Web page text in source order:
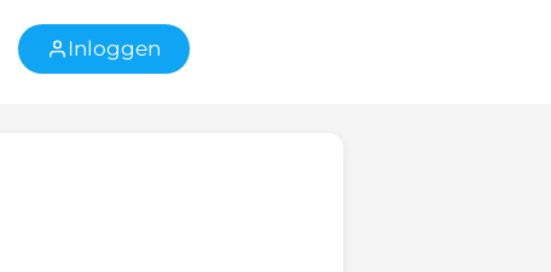
Inloggen